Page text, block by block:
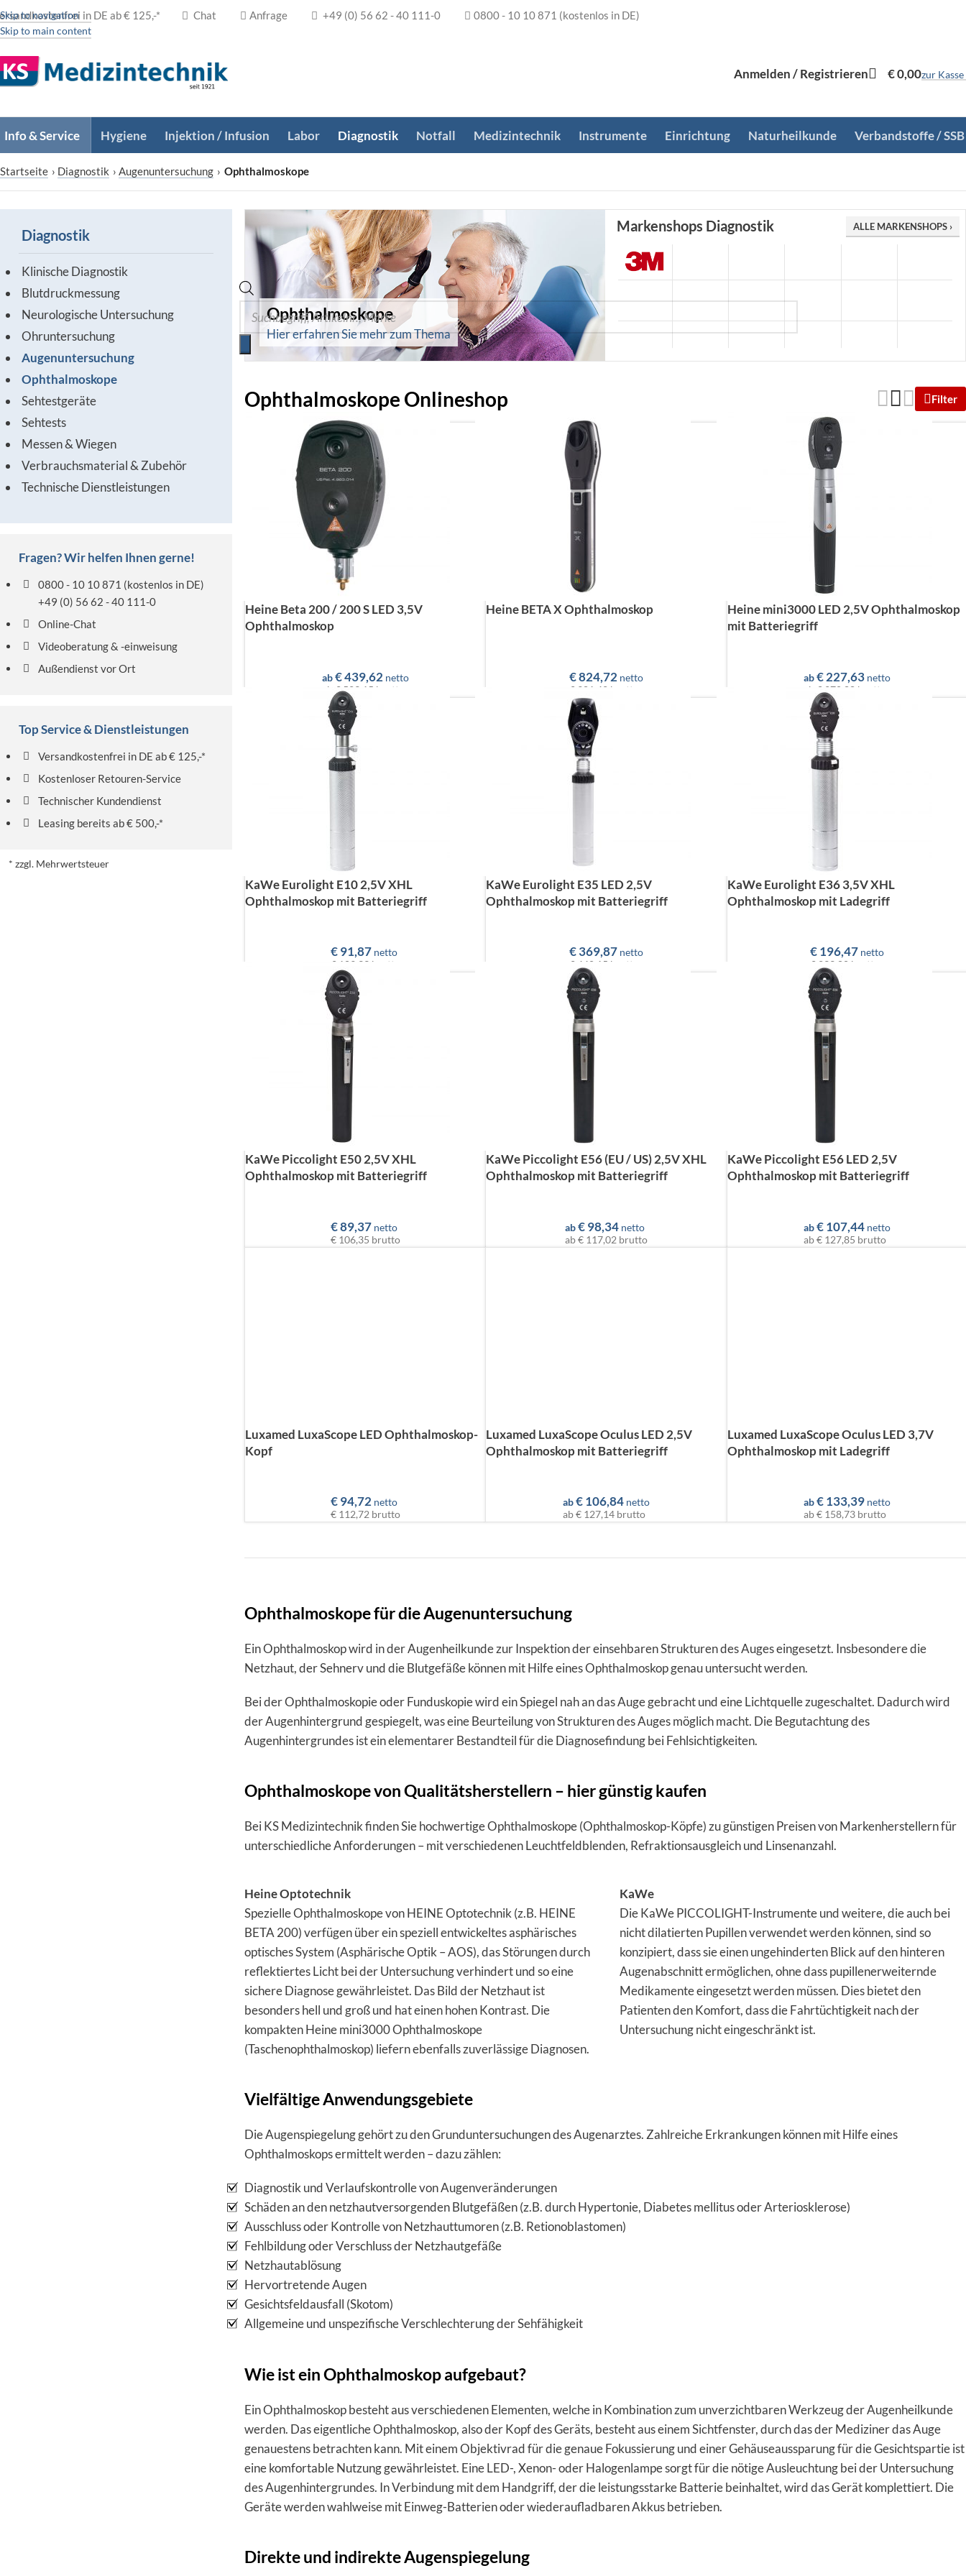
Skip to navigation
Skip to main content
in DE ab € 125,-* Chat Anfrage +49 (0) 56 62 - 40 111-0 0800 - 10 10 871 (kostenlos in DE)
Anmelden / Registrieren €0,00zur Kasse
Info & Service Hygiene Injektion / Infusion Labor Diagnostik Notfall Medizintechnik Instrumente Einrichtung Naturheilkunde Verbandstoffe / SSB
Startseite › Diagnostik › Augenuntersuchung › Ophthalmoskope
Diagnostik
Klinische Diagnostik
Blutdruckmessung
Neurologische Untersuchung
Ohruntersuchung
Augenuntersuchung
Ophthalmoskope
Sehtestgeräte
Sehtests
Messen & Wiegen
Verbrauchsmaterial & Zubehör
Technische Dienstleistungen
Fragen? Wir helfen Ihnen gerne!
0800 - 10 10 871 (kostenlos in DE)
+49 (0) 56 62 - 40 111-0
Online-Chat
Videoberatung & -einweisung
Außendienst vor Ort
Top Service & Dienstleistungen
Versandkostenfrei in DE ab € 125,-*
Kostenloser Retouren-Service
Technischer Kundendienst
Leasing bereits ab € 500,-*
* zzgl. Mehrwertsteuer
Ophthalmoskope
Hier erfahren Sie mehr zum Thema
Markenshops Diagnostik ALLE MARKENSHOPS ›
Ophthalmoskope Onlineshop Filter
Heine Beta 200 / 200 S LED 3,5V
Ophthalmoskop
ab€439,62 netto
ab
€ 523,15 brutto
Heine BETA X Ophthalmoskop
€824,72 netto
€ 981,42 brutto
Heine mini3000 LED 2,5V Ophthalmoskop
mit Batteriegriff
ab €227,63 netto
ab
€ 270,88 brutto
KaWe Eurolight E10 2,5V XHL
Ophthalmoskop mit Batteriegriff
€91,87 netto
€ 109,33 brutto
KaWe Eurolight E35 LED 2,5V
Ophthalmoskop mit Batteriegriff
€369,87 netto
€ 440,15 brutto
KaWe Eurolight E36 3,5V XHL
Ophthalmoskop mit Ladegriff
€196,47 netto
€ 233,80 brutto
KaWe Piccolight E50 2,5V XHL
Ophthalmoskop mit Batteriegriff
€89,37 netto
€ 106,35 brutto
KaWe Piccolight E56 (EU / US) 2,5V XHL
Ophthalmoskop mit Batteriegriff
ab€98,34 netto
ab€ 117,02 brutto
KaWe Piccolight E56 LED 2,5V
Ophthalmoskop mit Batteriegriff
ab €107,44 netto
ab€ 127,85 brutto
Luxamed LuxaScope LED Ophthalmoskop-
Kopf
€94,72 netto
€ 112,72 brutto
Luxamed LuxaScope Oculus LED 2,5V
Ophthalmoskop mit Batteriegriff
ab€106,84 netto
ab€ 127,14 brutto
Luxamed LuxaScope Oculus LED 3,7V
Ophthalmoskop mit Ladegriff
ab €133,39 netto
ab€ 158,73 brutto
Ophthalmoskope für die Augenuntersuchung
Ein Ophthalmoskop wird in der Augenheilkunde zur Inspektion der einsehbaren Strukturen des Auges eingesetzt. Insbesondere die
Netzhaut, der Sehnerv und die Blutgefäße können mit Hilfe eines Ophthalmoskop genau untersucht werden.
Bei der Ophthalmoskopie oder Funduskopie wird ein Spiegel nah an das Auge gebracht und eine Lichtquelle zugeschaltet. Dadurch wird
der Augenhintergrund gespiegelt, was eine Beurteilung von Strukturen des Auges möglich macht. Die Begutachtung des
Augenhintergrundes ist ein elementarer Bestandteil für die Diagnosefindung bei Fehlsichtigkeiten.
Ophthalmoskope von Qualitätsherstellern – hier günstig kaufen
Bei KS Medizintechnik finden Sie hochwertige Ophthalmoskope (Ophthalmoskop-Köpfe) zu günstigen Preisen von Markenherstellern für
unterschiedliche Anforderungen – mit verschiedenen Leuchtfeldblenden, Refraktionsausgleich und Linsenanzahl.
Heine Optotechnik
Spezielle Ophthalmoskope von HEINE Optotechnik (z.B. HEINE
BETA 200) verfügen über ein speziell entwickeltes asphärisches
optisches System (Asphärische Optik – AOS), das Störungen durch
reflektiertes Licht bei der Untersuchung verhindert und so eine
sichere Diagnose gewährleistet. Das Bild der Netzhaut ist
besonders hell und groß und hat einen hohen Kontrast. Die
kompakten Heine mini3000 Ophthalmoskope
(Taschenophthalmoskop) liefern ebenfalls zuverlässige Diagnosen.
KaWe
Die KaWe PICCOLIGHT-Instrumente und weitere, die auch bei
nicht dilatierten Pupillen verwendet werden können, sind so
konzipiert, dass sie einen ungehinderten Blick auf den hinteren
Augenabschnitt ermöglichen, ohne dass pupillenerweiternde
Medikamente eingesetzt werden müssen. Dies bietet den
Patienten den Komfort, dass die Fahrtüchtigkeit nach der
Untersuchung nicht eingeschränkt ist.
Vielfältige Anwendungsgebiete
Die Augenspiegelung gehört zu den Grunduntersuchungen des Augenarztes. Zahlreiche Erkrankungen können mit Hilfe eines
Ophthalmoskops ermittelt werden – dazu zählen:
Diagnostik und Verlaufskontrolle von Augenveränderungen
Schäden an den netzhautversorgenden Blutgefäßen (z.B. durch Hypertonie, Diabetes mellitus oder Arteriosklerose)
Ausschluss oder Kontrolle von Netzhauttumoren (z.B. Retionoblastomen)
Fehlbildung oder Verschluss der Netzhautgefäße
Netzhautablösung
Hervortretende Augen
Gesichtsfeldausfall (Skotom)
Allgemeine und unspezifische Verschlechterung der Sehfähigkeit
Wie ist ein Ophthalmoskop aufgebaut?
Ein Ophthalmoskop besteht aus verschiedenen Elementen, welche in Kombination zum unverzichtbaren Werkzeug der Augenheilkunde
werden. Das eigentliche Ophthalmoskop, also der Kopf des Geräts, besteht aus einem Sichtfenster, durch das der Mediziner das Auge
genauestens betrachten kann. Mit einem Objektivrad für die genaue Fokussierung und einer Gehäuseaussparung für die Gesichtspartie ist
eine komfortable Nutzung gewährleistet. Eine LED-, Xenon- oder Halogenlampe sorgt für die nötige Ausleuchtung bei der Untersuchung
des Augenhintergrundes. In Verbindung mit dem Handgriff, der die leistungsstarke Batterie beinhaltet, wird das Gerät komplettiert. Die
Geräte werden wahlweise mit Einweg-Batterien oder wiederaufladbaren Akkus betrieben.
Direkte und indirekte Augenspiegelung